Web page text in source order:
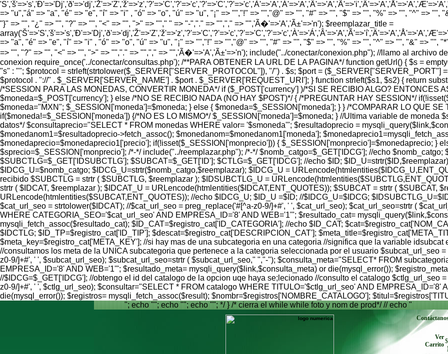
=> "u","á" => "a", "é" => "e", "í" => "i" , "ó" => "o", "ú" => "u", "¡" => "","!" => "","@" => "", "#" => "", "$" => "", "%" => "", "^" => "",
"}" => "", "¿" => "", "?" => "", "<" => "", ">" => ""," " => "-","." => "","," => "",'Ã�'=>'A','Ã±'=>'n'); $reemplazar_title =
=> "a", "é" => "e", "í" => "i" , "ó" => "o", "ú" => "u", "¡" => "","!" => "","@" => "", "#" => "", "$" => "", "%" => "", "^" => "", "&" => "",
=> "", "?" => "", "<" => "", ">" => "","." => "","," => "",'Ã�'=>'A','Ã±'=>'n'); include("../conectar/conexion.php"); //llamo al archivo
conexion require_once('../conectar/consultas.php'); /**PARA OBTENER LA URL DE LA PAGINA*/ function getUrl() { $s =
"s" : ""; $protocol = strleft(strtolower($_SERVER["SERVER_PROTOCOL"]), "/") . $s; $port = ($_SERVER["SERVER_PORT"]
$protocol . "://" . $_SERVER['SERVER_NAME'] . $port . $_SERVER['REQUEST_URI']; } function strleft($s1, $s2) { return
/*SESSION PARA LAS MONEDAS, CONVERTIR MONEDA*/ if ($_POST['currency'] )/*SI SE RECIBIO ALGO? ENTONCES
$moneda=$_POST['currency']; } else /*NO SE RECIBIO NADA (NO HAY $POST)*/ { /*PREGUNTAR HAY SESSION*/
$moneda="MXN"; $_SESSION['moneda']=$moneda; } else { $moneda=$_SESSION['moneda']; } } /*COMPARAR LO QUE
if($moneda!=$_SESSION['moneda']) {/*NO ES LO MISMO*/ $_SESSION['moneda']=$moneda; } //Ultima variable de moneda
datos*/ $consultaprecio="SELECT * FROM monedas WHERE valor= '$smoneda'"; $resultadoprecio =
$monedanom1=$resultadoprecio->fetch_assoc(); $monedanom=$monedanom1['moneda'];
$monedaprecio=$monedaprecio1['precio']; if(!isset($_SESSION['monprecio'])) { $_SESSION['monprecio']=$monedaprecio; }
$sprecio=$_SESSION['monprecio']; /*-*/ include("../reemplazar.php"); /*-*/ $nomb_catgo=$_GET['IDCG']; //echo $nomb_catgo;
$SUBCTLG=$_GET['IDSUBCTLG']; $SUBCAT=$_GET['ID']; $CTLG=$_GET['IDCG']; //echo $ID;
$IDCG_U=$nomb_catgo; $IDCG_U=strtr($nomb_catgo,$reemplazar); $IDCG_U =
recibido $SUBCTLG = strtr ( $SUBCTLG, $reemplazar ); $IDSUBCTLG_U =
strtr ( $IDCAT, $reemplazar ); $IDCAT_U = URLencode(htmlentities($IDCAT,ENT_QUOTES)); $SUBCAT = strtr ( $SUBCAT,
URLencode(htmlentities($SUBCAT,ENT_QUOTES)); //echo $IDCG_U; $ID_U =$ID; //$IDCG_U=$IDCG;
$cat_url_seo = strtolower($IDCAT); //$cat_url_seo = preg_replace('#[^a-z0-9/]+#', ' ', $cat_url_seo); $cat_url_seo=strtr (
WHERE CATEGORIA_SEO='$cat_url_seo' AND EMPRESA_ID='8' AND WEB='1'"; $resultado_cat=
mysqli_fetch_assoc($resultado_cat); $ID_CAT=$registro_cat['ID_CATEGORIA']; //echo $ID_CAT;
$IDCTLG; $ID_TP=$registro_cat['ID_TIP']; $descat=$registro_cat['DESCRIPCION_CAT'];
$meta_key=$registro_cat['META_KEY']; //si hay mas de una subcategoria en una categoria //significa que la variable
//consultamos los meta de la UNICA subcategoria que pertenece a la categoria seleccionada por el usuario $subcat_url_seo
z0-9/]+#', ' ', $subcat_url_seo); $subcat_url_seo=strtr ( $subcat_url_seo," ","-"); $consulta_meta="SELECT* FROM
EMPRESA_ID='8' AND WEB='1'"; $resultado_meta= mysqli_query($link,$consulta_meta) or die(mysql_error());
//$IDCG=$_GET['IDCG']; //obtengo el id del catalogo de la opcion uqe haya se;lecionado //consulto el catalogo $ctlg_url_seo
z0-9/]+#', ' ', $ctlg_url_seo); $consultar="SELECT * FROM catalogo WHERE TITULO='$ctlg_url_seo' AND EMPRESA_ID='8'
die(mysql_error()); $registros= mysqli_fetch_assoc($result); $nombr=$registros['NOMBRE_CATALOGO'];
"; echo ""; echo ""; echo ""; */ } /* cierra el while while foto y nom de prod*/ // echo "
Ver
Carrito